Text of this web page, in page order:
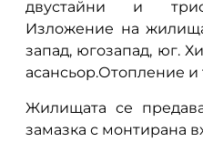
двустайни и
Изложение на
запад, югозапад, юг.
асансьор.Отопление и
Жилищата се
замазка с монтирана